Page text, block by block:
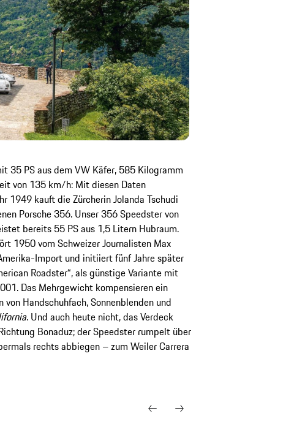
35 PS aus dem VW Käfer, 585 Kilogramm
von 135 km/h: Mit diesen Daten
1949 kauft die Zürcherin Jolanda Tschudi
Porsche 356. Unser 356 Speedster von
bereits 55 PS aus 1,5 Litern Hubraum.
1950 vom Schweizer Journalisten Max
Import und initiiert fünf Jahre später
Roadster“, als günstige Variante mit
Das Mehrgewicht kompensieren ein
Handschuhfach, Sonnenblenden und
. Und auch heute nicht, das Verdeck
Bonaduz; der Speedster rumpelt über
rechts abbiegen – zum Weiler Carrera